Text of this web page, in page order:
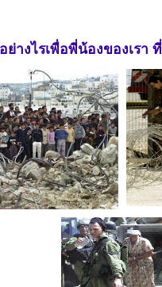
ย่างไรเพื่อพี่น้องของเรา